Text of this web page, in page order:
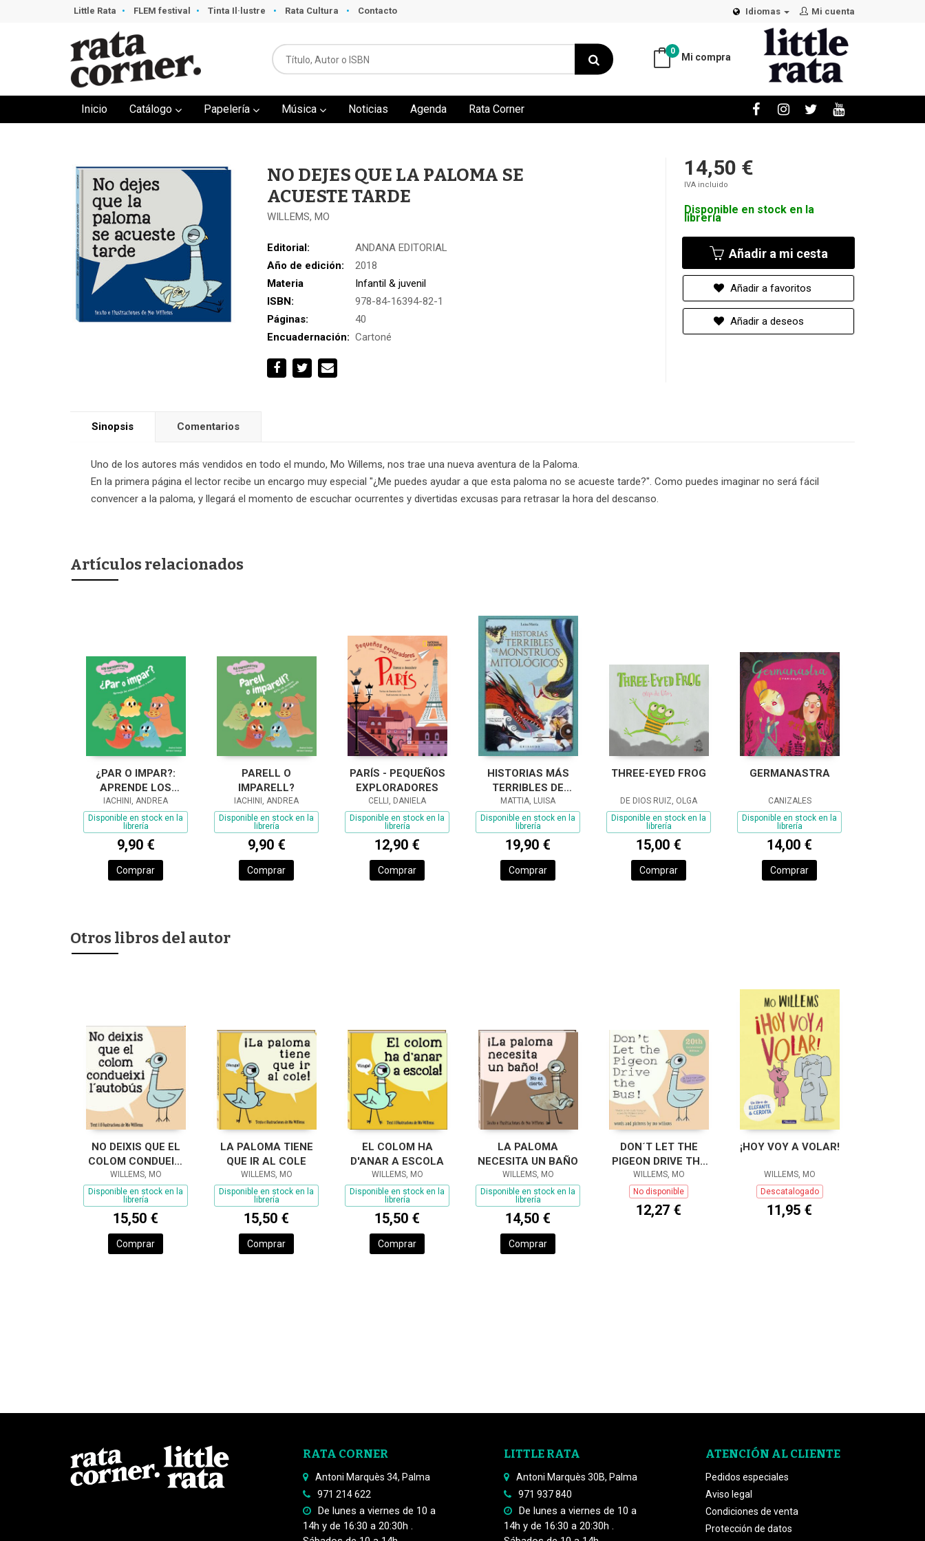
Mi cuenta
Idiomas
Little Rata FLEM festival Tinta Il·lustre Rata Cultura Contacto
Mi compra
0
Inicio Catálogo Papelería Música Noticias Agenda Rata Corner
NO DEJES QUE LA PALOMA SE
ACUESTE TARDE
WILLEMS, MO
Editorial:
ANDANA EDITORIAL
Año de edición:
2018
Materia
Infantil & juvenil
ISBN:
978-84-16394-82-1
Páginas:
40
Encuadernación: Cartoné
14,50 €
IVA incluido
Disponible en stock en la
librería
Añadir a mi cesta
Añadir a favoritos
Añadir a deseos
Sinopsis Comentarios
Uno de los autores más vendidos en todo el mundo, Mo Willems, nos trae una nueva aventura de la Paloma.
En la primera página el lector recibe un encargo muy especial "¿Me puedes ayudar a que esta paloma no se acueste tarde?". Como puedes imaginar no será fácil
convencer a la paloma, y llegará el momento de escuchar ocurrentes y divertidas excusas para retrasar la hora del descanso.
Artículos relacionados
¿PAR O IMPAR?:
APRENDE LOS
NÚMEROS PARES E
IMPARES
IACHINI, ANDREA
Disponible en stock en la
librería
9,90 €
Comprar
PARELL O
IMPARELL?
IACHINI, ANDREA
Disponible en stock en la
librería
9,90 €
Comprar
PARÍS - PEQUEÑOS
EXPLORADORES
CELLI, DANIELA
Disponible en stock en la
librería
12,90 €
Comprar
HISTORIAS MÁS
TERRIBLES DE
MONSTRUOS
MITOLÓGICOS, LAS
MATTIA, LUISA
Disponible en stock en la
librería
19,90 €
Comprar
THREE-EYED FROG
DE DIOS RUIZ, OLGA
Disponible en stock en la
librería
15,00 €
Comprar
GERMANASTRA
CANIZALES
Disponible en stock en la
librería
14,00 €
Comprar
Otros libros del autor
NO DEIXIS QUE EL
COLOM CONDUEIXI
L'AUTOBÚS
WILLEMS, MO
Disponible en stock en la
librería
15,50 €
Comprar
LA PALOMA TIENE
QUE IR AL COLE
WILLEMS, MO
Disponible en stock en la
librería
15,50 €
Comprar
EL COLOM HA
D'ANAR A ESCOLA
WILLEMS, MO
Disponible en stock en la
librería
15,50 €
Comprar
LA PALOMA
NECESITA UN BAÑO
WILLEMS, MO
Disponible en stock en la
librería
14,50 €
Comprar
DON´T LET THE
PIGEON DRIVE THE
BUS!
WILLEMS, MO
No disponible
12,27 €
¡HOY VOY A VOLAR!
WILLEMS, MO
Descatalogado
11,95 €
RATA CORNER
Antoni Marquès 34, Palma
971 214 622
De lunes a viernes de 10 a
14h y de 16:30 a 20:30h .
LITTLE RATA
Antoni Marquès 30B, Palma
971 937 840
De lunes a viernes de 10 a
14h y de 16:30 a 20:30h .
ATENCIÓN AL CLIENTE
Pedidos especiales
Aviso legal
Condiciones de venta
Protección de datos